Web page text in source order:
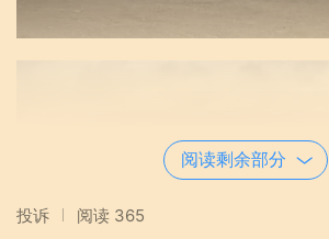
阅读剩余部分
投诉 阅读 365